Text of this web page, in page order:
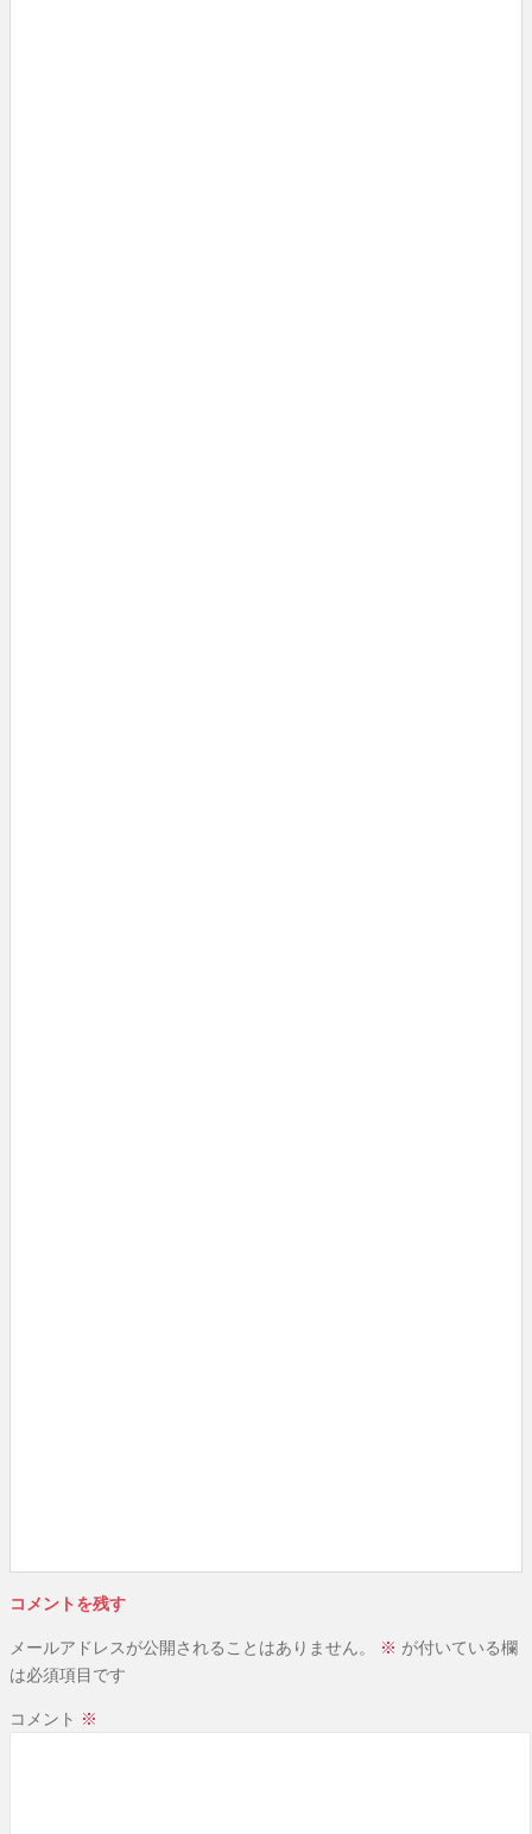
コメントを残す
メールアドレスが公開されることはありません。
※ が付いている欄
は必須項目です
コメント ※